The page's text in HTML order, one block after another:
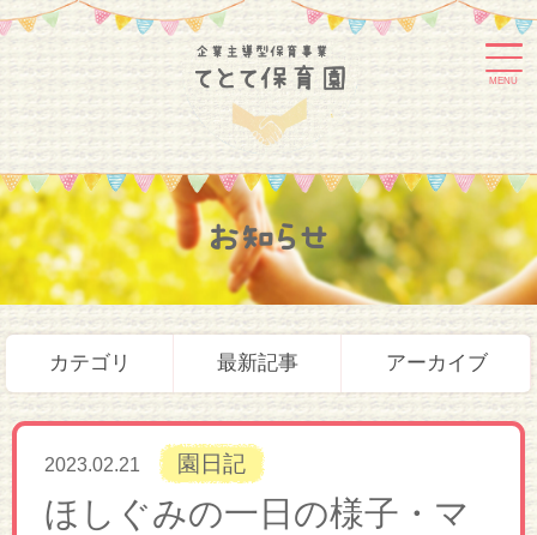
MENU
お知らせ
カテゴリ 最新記事 アーカイブ
2023.02.21 園日記
ほしぐみの一日の様子・マ